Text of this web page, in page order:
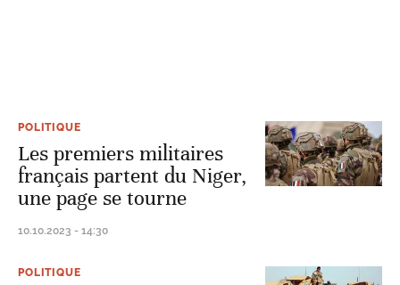
POLITIQUE
Les premiers militaires
français partent du Niger,
une page se tourne
10.10.2023 - 14:30
POLITIQUE